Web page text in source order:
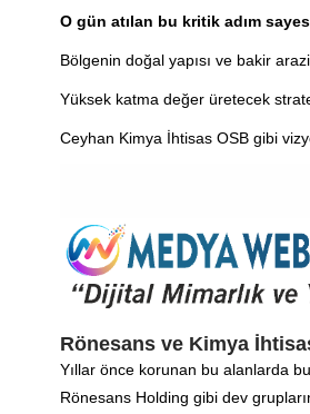
O gün atılan bu kritik adım
Bölgenin doğal yapısı ve bakir
Yüksek katma değer üretecek
Ceyhan Kimya İhtisas OSB gibi
Rönesans ve Kimya
Yıllar önce korunan bu alanlarda
Rönesans Holding gibi dev